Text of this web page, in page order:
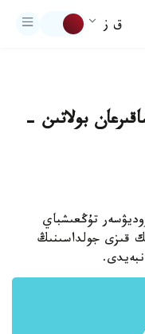
ق ز
بولاتىن -
تۇڭعىشباي
قىزى جولداسىنىڭ